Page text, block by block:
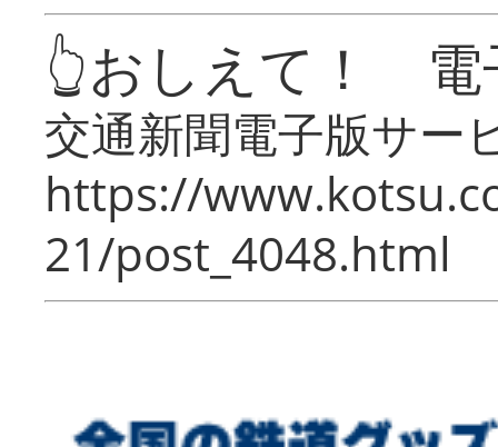
👆おしえて！ 電
交通新聞電子版サー
https://
21/post_4048.html